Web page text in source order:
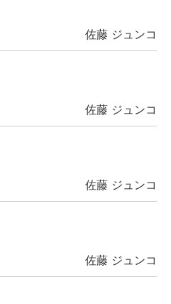
佐藤 ジュンコ
佐藤 ジュンコ
佐藤 ジュンコ
佐藤 ジュンコ